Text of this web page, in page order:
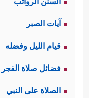
آيات الصبر
قيام الليل وفضله
فضائل صلاة الفجر
الصلاة على النبي